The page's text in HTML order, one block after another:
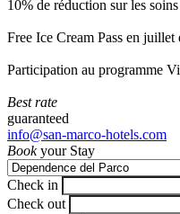
10% de réduction sur les
Free Ice Cream Pass en juillet
Participation au programme
Best rate
guaranteed
info@san-marco-hotels.com
Bookyour Stay
Check in
Check out